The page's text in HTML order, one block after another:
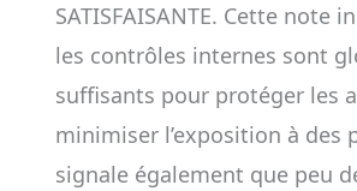
SATISFAISANTE. Cette note
les contrôles internes sont
suffisants pour protéger les
minimiser l’exposition à des
signale également que peu